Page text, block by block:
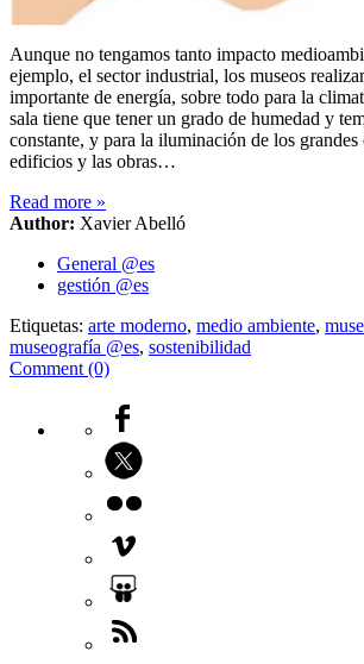
Aunque no tengamos tanto impacto
ejemplo, el sector industrial, los museos
importante de energía, sobre todo para la
sala tiene que tener un grado de humedad y
constante, y para la iluminación de los grandes
edificios y las obras…
Read more »
Author: Xavier Abelló
General @es
gestión @es
Etiquetas: arte moderno, medio ambiente,
museografía @es, sostenibilidad
Comment (0)